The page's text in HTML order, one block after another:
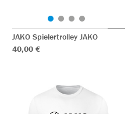
JAKO Spielertrolley JAKO
40,00 €